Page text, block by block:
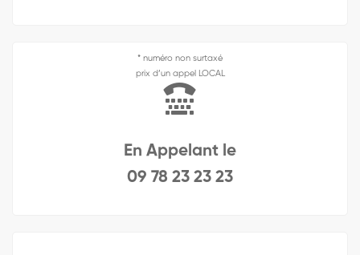
* numéro non surtaxé
prix d’un appel LOCAL
En Appelant le
09 78 23 23 23